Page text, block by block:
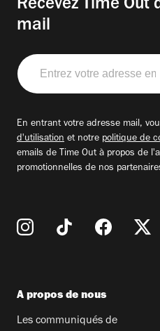
Recevez Time Out
mail
Entrez
votre
adresse
En entrant votre adresse mail,
d'utilisation et notre politique de
emails de Time Out à propos de
promotionnelles de nos
A propos de nous
Les communiqués de